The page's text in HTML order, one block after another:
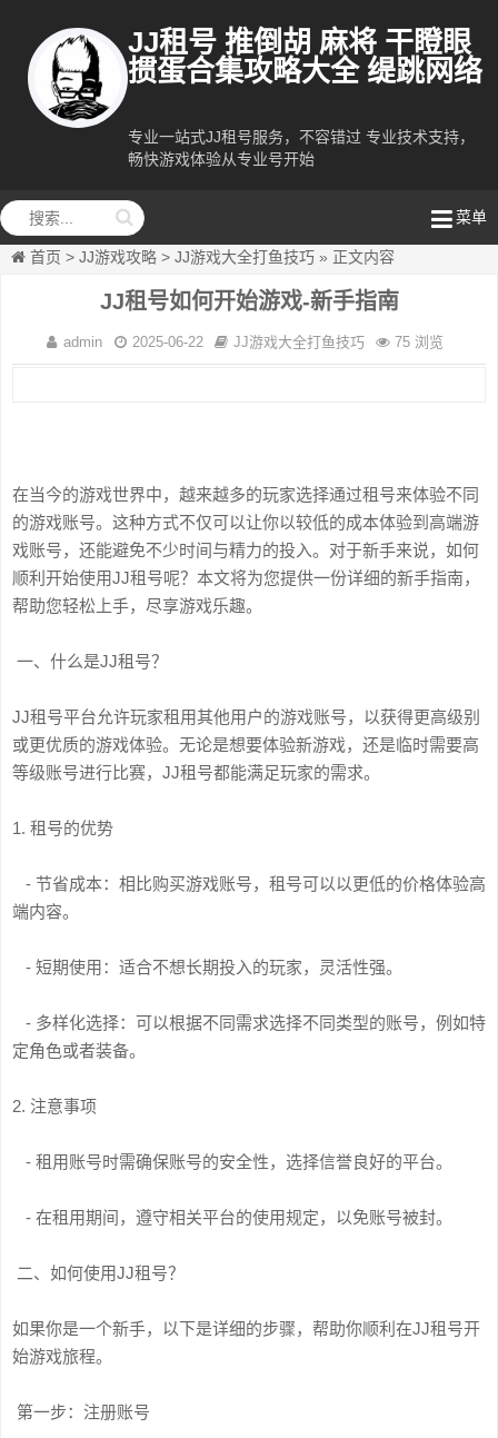
JJ租号 推倒胡 麻将 干瞪眼
掼蛋合集攻略大全 缇跳网络
专业一站式JJ租号服务，不容错过 专业技术支持，
畅快游戏体验从专业号开始
菜单
首页 > JJ游戏攻略 > JJ游戏大全打鱼技巧 » 正文内容
JJ租号如何开始游戏-新手指南
admin 2025-06-22 JJ游戏大全打鱼技巧 75 浏览
在当今的游戏世界中，越来越多的玩家选择通过租号来体验不同
的游戏账号。这种方式不仅可以让你以较低的成本体验到高端游
戏账号，还能避免不少时间与精力的投入。对于新手来说，如何
顺利开始使用JJ租号呢？本文将为您提供一份详细的新手指南，
帮助您轻松上手，尽享游戏乐趣。
一、什么是JJ租号？
JJ租号平台允许玩家租用其他用户的游戏账号，以获得更高级别
或更优质的游戏体验。无论是想要体验新游戏，还是临时需要高
等级账号进行比赛，JJ租号都能满足玩家的需求。
1. 租号的优势
- 节省成本：相比购买游戏账号，租号可以以更低的价格体验高
端内容。
- 短期使用：适合不想长期投入的玩家，灵活性强。
- 多样化选择：可以根据不同需求选择不同类型的账号，例如特
定角色或者装备。
2. 注意事项
- 租用账号时需确保账号的安全性，选择信誉良好的平台。
- 在租用期间，遵守相关平台的使用规定，以免账号被封。
二、如何使用JJ租号？
如果你是一个新手，以下是详细的步骤，帮助你顺利在JJ租号开
始游戏旅程。
第一步：注册账号